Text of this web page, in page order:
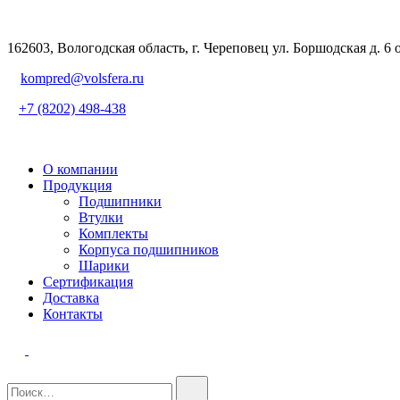
162603, Вологодская область, г. Череповец ул. Боршодская д. 6
kompred@volsfera.ru
+7 (8202) 498-438
О компании
Продукция
Подшипники
Втулки
Комплекты
Корпуса подшипников
Шарики
Сертификация
Доставка
Контакты